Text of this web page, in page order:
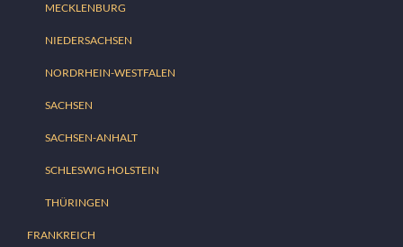
MECKLENBURG
NIEDERSACHSEN
NORDRHEIN-WESTFALEN
SACHSEN
SACHSEN-ANHALT
SCHLESWIG HOLSTEIN
THÜRINGEN
FRANKREICH